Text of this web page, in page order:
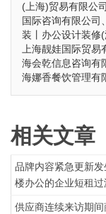
(上海)贸易有限公
国际咨询有限公司
装丨办公设计装修
上海靓娃国际贸易
海会乾信息咨询有
海娜香餐饮管理有
相关文章
品牌内容紧急更新
楼办公的企业短租过
供应商连续来访期